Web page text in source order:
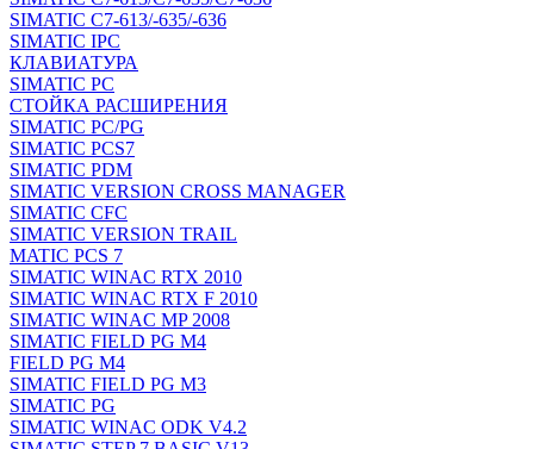
SIMATIC C7-613/-635/-636
SIMATIC IPC
КЛАВИАТУРА
SIMATIC PC
СТОЙКА РАСШИРЕНИЯ
SIMATIC PC/PG
SIMATIC PCS7
SIMATIC PDM
SIMATIC VERSION CROSS MANAGER
SIMATIC CFC
SIMATIC VERSION TRAIL
MATIC PCS 7
SIMATIC WINAC RTX 2010
SIMATIC WINAC RTX F 2010
SIMATIC WINAC MP 2008
SIMATIC FIELD PG M4
FIELD PG M4
SIMATIC FIELD PG M3
SIMATIC PG
SIMATIC WINAC ODK V4.2